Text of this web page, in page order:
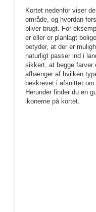
Kortet nedenfor viser
område, og hvordan
bliver brugt. For
er eller er planlagt
betyder, at der er
naturligt passer ind i
sikkert, at begge farver
afhænger af hvilken
beskrevet i afsnittet om
Herunder finder du en
ikonerne på kortet.